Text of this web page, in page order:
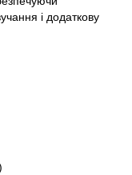
і додаткову